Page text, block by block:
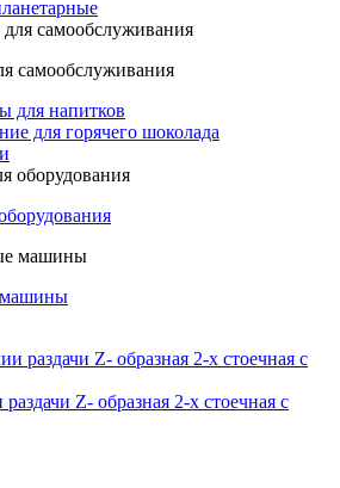
самообслуживания
для напитков
для горячего шоколада
машины
Z- образная 2-х стоечная с